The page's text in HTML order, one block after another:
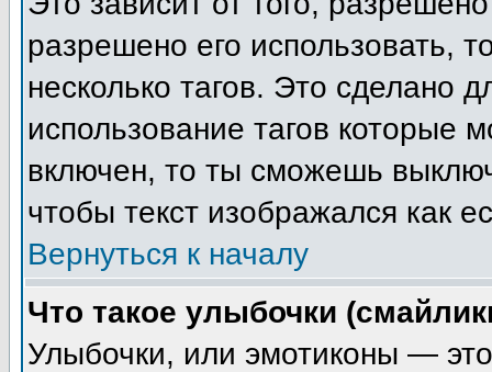
разрешено его использовать,
несколько тагов. Это сделано
использование тагов которые
включен, то ты сможешь
чтобы текст изображался как
Вернуться к началу
Что такое улыбочки
Улыбочки, или эмотиконы —